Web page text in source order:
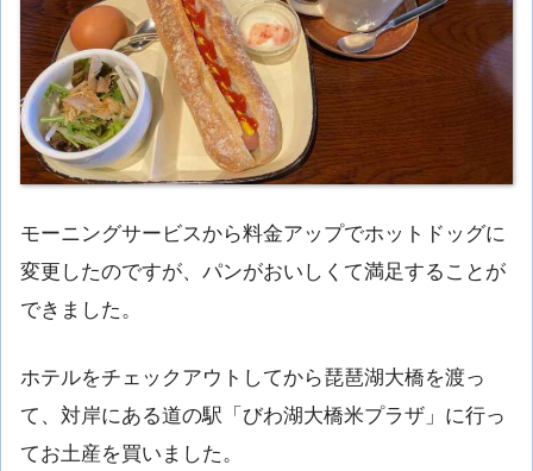
モーニングサービスから料金アップでホットドッグに
変更したのですが、パンがおいしくて満足することが
できました。
ホテルをチェックアウトしてから琵琶湖大橋を渡っ
て、対岸にある道の駅「びわ湖大橋米プラザ」に行っ
てお土産を買いました。